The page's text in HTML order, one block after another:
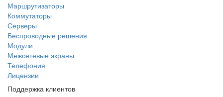
Маршрутизаторы
Коммутаторы
Серверы
Беспроводные решения
Модули
Межсетевые экраны
Телефония
Лицензии
Поддержка клиентов